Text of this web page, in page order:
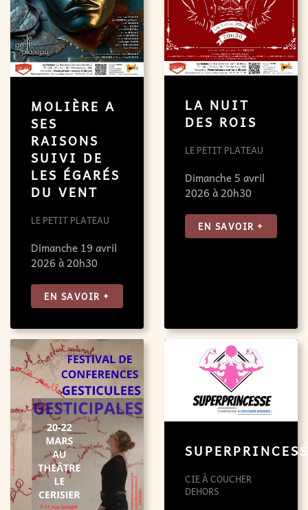
MOLIÈRE A
SES
RAISONS
SUIVI DE
LES ÉGARÉS
DU VENT
LE PETIT PLATEAU
Dimanche 19 avril
2026 à 20h30
EN SAVOIR +
LA NUIT
DES ROIS
LE PETIT PLATEAU
Dimanche 5 avril
2026 à 20h30
EN SAVOIR +
CIE À COUCHER
DEHORS